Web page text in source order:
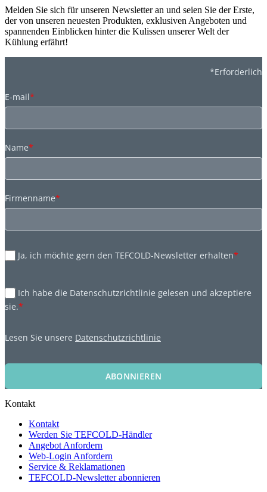
Melden Sie sich für unseren Newsletter an und seien Sie der Erste,
der von unseren neuesten Produkten, exklusiven Angeboten und
spannenden Einblicken hinter die Kulissen unserer Welt der
Kühlung erfährt!
*Erforderlich
E-mail*
Name*
Firmenname*
Ja, ich möchte gern den TEFCOLD-Newsletter erhalten*
Ich habe die Datenschutzrichtlinie gelesen und akzeptiere
sie.*
Lesen Sie unsere Datenschutzrichtlinie
ABONNIEREN
Kontakt
Kontakt
Werden Sie TEFCOLD-Händler
Angebot Anfordern
Web-Login Anfordern
Service & Reklamationen
TEFCOLD-Newsletter abonnieren